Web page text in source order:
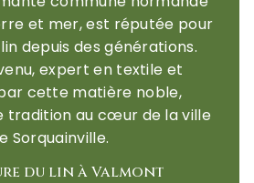
et mer, est réputée pour
depuis des générations.
expert en textile et
cette matière noble,
au cœur de la ville
Sorquainville.
du lin à Valmont